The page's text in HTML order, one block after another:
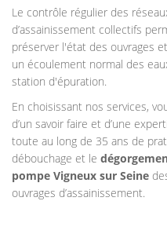
Le contrôle régulier des
d’assainissement collectifs
préserver l'état des ouvrages
un écoulement normal des
station d'épuration.
En choisissant nos services,
d’un savoir faire et d’une
toute au long de 35 ans de
débouchage et le
pompe Vigneux sur Seine
ouvrages d’assainissement.